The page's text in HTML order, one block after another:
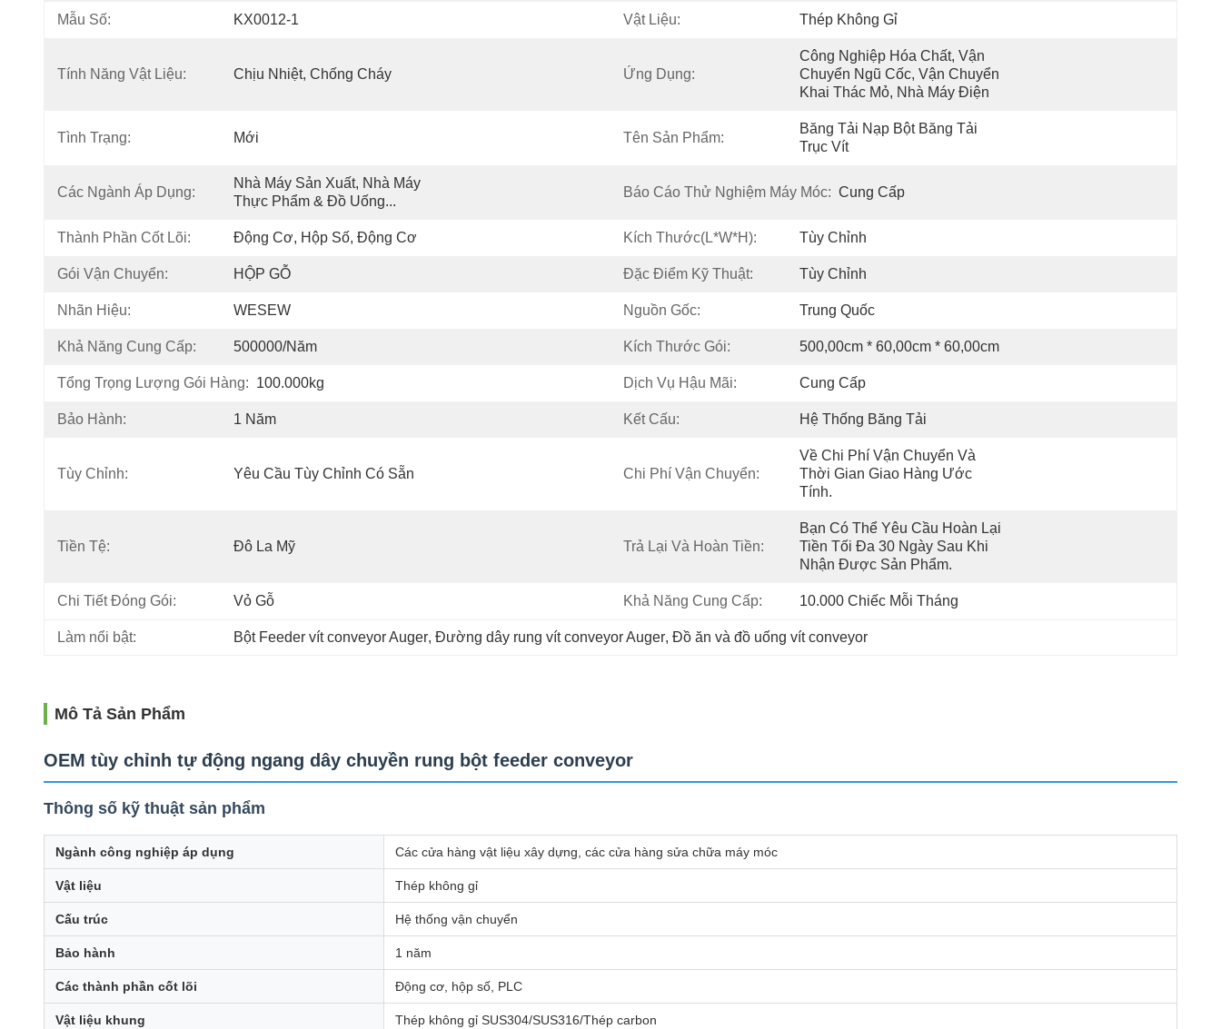
Mẫu Số: KX0012-1 Vật Liệu: Thép Không Gỉ
Tính Năng Vật Liệu: Chịu Nhiệt, Chống Cháy Ứng Dụng:
Công Nghiệp Hóa Chất, Vận
Chuyển Ngũ Cốc, Vận Chuyển
Khai Thác Mỏ, Nhà Máy Điện
Tình Trạng: Mới Tên Sản Phẩm:
Băng Tải Nạp Bột Băng Tải
Trục Vít
Các Ngành Áp Dụng:
Nhà Máy Sản Xuất, Nhà Máy
Thực Phẩm & Đồ Uống...
Báo Cáo Thử Nghiệm Máy Móc: Cung Cấp
Thành Phần Cốt Lõi: Động Cơ, Hộp Số, Động Cơ Kích Thước(l*w*h): Tùy Chỉnh
Gói Vận Chuyển: HỘP GỖ Đặc Điểm Kỹ Thuật: Tùy Chỉnh
Nhãn Hiệu: WESEW Nguồn Gốc: Trung Quốc
Khả Năng Cung Cấp: 500000/năm Kích Thước Gói: 500,00cm * 60,00cm * 60,00cm
Tổng Trọng Lượng Gói Hàng: 100.000kg Dịch Vụ Hậu Mãi: Cung Cấp
Bảo Hành: 1 Năm Kết Cấu: Hệ Thống Băng Tải
Tùy Chỉnh: Yêu Cầu Tùy Chỉnh Có Sẵn Chi Phí Vận Chuyển:
Về Chi Phí Vận Chuyển Và
Thời Gian Giao Hàng Ước
Tính.
Tiền Tệ: Đô La Mỹ Trả Lại Và Hoàn Tiền:
Bạn Có Thể Yêu Cầu Hoàn Lại
Tiền Tối Đa 30 Ngày Sau Khi
Nhận Được Sản Phẩm.
Chi Tiết Đóng Gói: Vỏ Gỗ Khả Năng Cung Cấp: 10.000 Chiếc Mỗi Tháng
Làm nổi bật: Bột Feeder vít conveyor Auger, Đường dây rung vít conveyor Auger, Đồ ăn và đồ uống vít conveyor
Mô Tả Sản Phẩm
OEM tùy chỉnh tự động ngang dây chuyền rung bột feeder conveyor
Thông số kỹ thuật sản phẩm
Ngành công nghiệp áp dụng Các cửa hàng vật liệu xây dựng, các cửa hàng sửa chữa máy móc
Vật liệu Thép không gỉ
Cấu trúc Hệ thống vận chuyển
Bảo hành 1 năm
Các thành phần cốt lõi Động cơ, hộp số, PLC
Vật liệu khung Thép không gỉ SUS304/SUS316/Thép carbon